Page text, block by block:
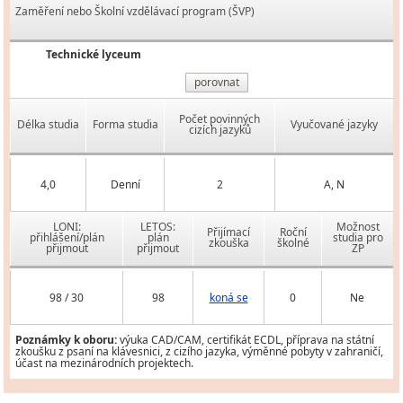
Zaměření nebo Školní vzdělávací program (ŠVP)
Technické lyceum
porovnat
Délka studia Forma studia Počet povinných
cizích jazyků Vyučované jazyky
4,0 Denní 2 A, N
LONI:
přihlášení/plán
přijmout
LETOS:
plán
přijmout
Přijímací
zkouška
Roční
školné
Možnost
studia pro
ZP
98 / 30 98 koná se 0 Ne
Poznámky k oboru:výuka CAD/CAM, certifikát ECDL, příprava na státní
zkoušku z psaní na klávesnici, z cizího jazyka, výměnné pobyty v zahraničí,
účast na mezinárodních projektech.